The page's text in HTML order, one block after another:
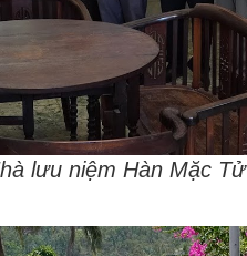
lưu niệm Hàn Mặc Tử